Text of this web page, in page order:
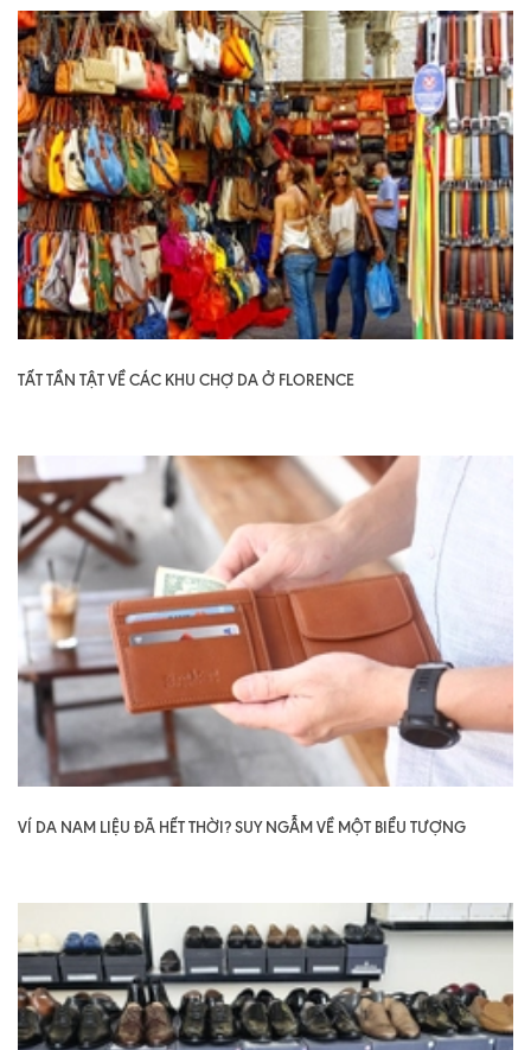
TẤT TẦN TẬT VỀ CÁC KHU CHỢ DA Ở FLORENCE
VÍ DA NAM LIỆU ĐÃ HẾT THỜI? SUY NGẪM VỀ MỘT BIỂU TƯỢNG